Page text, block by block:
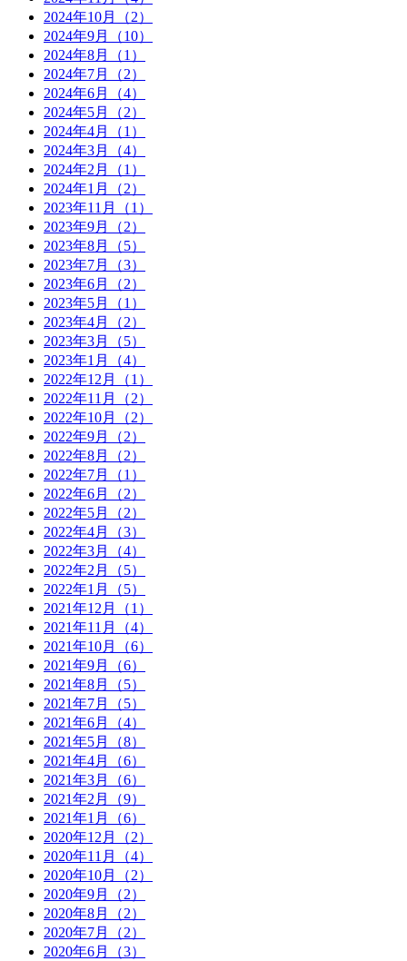
2024年10月（2）
2024年9月（10）
2024年8月（1）
2024年7月（2）
2024年6月（4）
2024年5月（2）
2024年4月（1）
2024年3月（4）
2024年2月（1）
2024年1月（2）
2023年11月（1）
2023年9月（2）
2023年8月（5）
2023年7月（3）
2023年6月（2）
2023年5月（1）
2023年4月（2）
2023年3月（5）
2023年1月（4）
2022年12月（1）
2022年11月（2）
2022年10月（2）
2022年9月（2）
2022年8月（2）
2022年7月（1）
2022年6月（2）
2022年5月（2）
2022年4月（3）
2022年3月（4）
2022年2月（5）
2022年1月（5）
2021年12月（1）
2021年11月（4）
2021年10月（6）
2021年9月（6）
2021年8月（5）
2021年7月（5）
2021年6月（4）
2021年5月（8）
2021年4月（6）
2021年3月（6）
2021年2月（9）
2021年1月（6）
2020年12月（2）
2020年11月（4）
2020年10月（2）
2020年9月（2）
2020年8月（2）
2020年7月（2）
2020年6月（3）